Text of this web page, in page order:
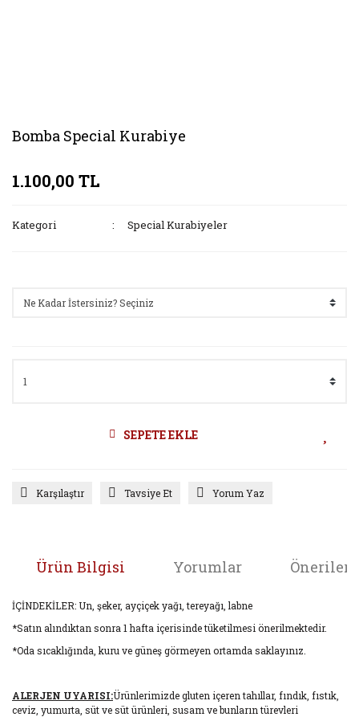
Bomba Special Kurabiye
1.100,00 TL
Kategori Special Kurabiyeler
SEPETE EKLE
Karşılaştır Tavsiye Et Yorum Yaz
Ürün Bilgisi Yorumlar
İÇİNDEKİLER: Un, şeker, ayçiçek yağı, tereyağı, labne
*Satın alındıktan sonra 1 hafta içerisinde tüketilmesi önerilmektedir.
*Oda sıcaklığında, kuru ve güneş görmeyen ortamda saklayınız.
ALERJEN UYARISI:Ürünlerimizde gluten içeren tahıllar, fındık, fıstık,
ceviz, yumurta, süt ve süt ürünleri, susam ve bunların türevleri